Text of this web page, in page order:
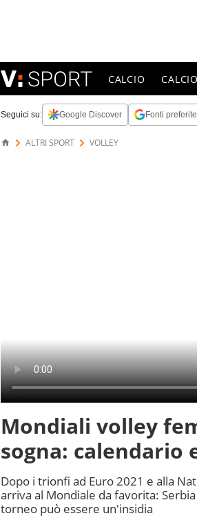
CALCIO
Seguici su: Google Discover Fonti preferite
ALTRI SPORT VOLLEY
Mondiali volley
sogna: calendario
Dopo i trionfi ad Euro 2021 e alla
arriva al Mondiale da favorita:
torneo può essere un'insidia